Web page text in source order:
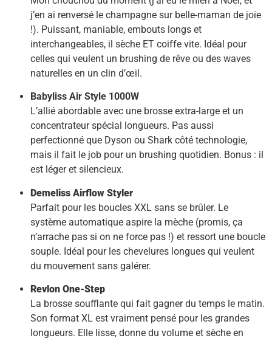
j’en ai renversé le champagne sur belle-maman de joie
!). Puissant, maniable, embouts longs et
interchangeables, il sèche ET coiffe vite. Idéal pour
celles qui veulent un brushing de rêve ou des waves
naturelles en un clin d’œil.
Babyliss Air Style 1000W
L’allié abordable avec une brosse extra-large et un
concentrateur spécial longueurs. Pas aussi
perfectionné que Dyson ou Shark côté technologie,
mais il fait le job pour un brushing quotidien. Bonus : il
est léger et silencieux.
Demeliss Airflow Styler
Parfait pour les boucles XXL sans se brûler. Le
système automatique aspire la mèche (promis, ça
n’arrache pas si on ne force pas !) et ressort une boucle
souple. Idéal pour les chevelures longues qui veulent
du mouvement sans galérer.
Revlon One-Step
La brosse soufflante qui fait gagner du temps le matin.
Son format XL est vraiment pensé pour les grandes
longueurs. Elle lisse, donne du volume et sèche en